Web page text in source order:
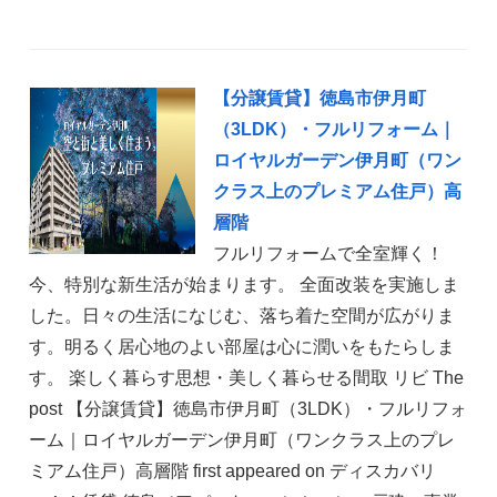
【分譲賃貸】徳島市伊月町
（3LDK）・フルリフォーム｜
ロイヤルガーデン伊月町（ワン
クラス上のプレミアム住戸）高
層階
フルリフォームで全室輝く！
今、特別な新生活が始まります。 全面改装を実施しま
した。日々の生活になじむ、落ち着た空間が広がりま
す。明るく居心地のよい部屋は心に潤いをもたらしま
す。 楽しく暮らす思想・美しく暮らせる間取 リビ The
post 【分譲賃貸】徳島市伊月町（3LDK）・フルリフォ
ーム｜ロイヤルガーデン伊月町（ワンクラス上のプレ
ミアム住戸）高層階 first appeared on ディスカバリ